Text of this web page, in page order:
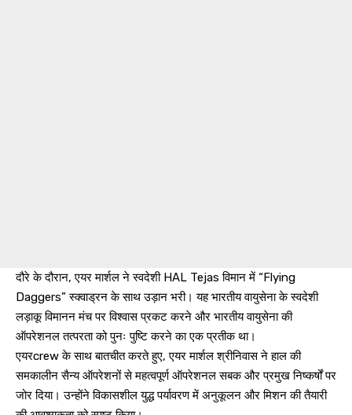
दौरे के दौरान, एयर मार्शल ने स्वदेशी HAL Tejas विमान में “Flying
Daggers” स्क्वाड्रन के साथ उड़ान भरी। यह भारतीय वायुसेना के स्वदेशी
लड़ाकू विमानन मंच पर विश्वास प्रकट करने और भारतीय वायुसेना की
ऑपरेशनल तत्परता को पुनः पुष्टि करने का एक प्रतीक था।
एयरcrew के साथ बातचीत करते हुए, एयर मार्शल श्रीनिवास ने हाल की
समकालीन सैन्य ऑपरेशनों से महत्वपूर्ण ऑपरेशनल सबक और प्रमुख निष्कर्षों पर
जोर दिया। उन्होंने विकासशील युद्ध पर्यावरण में अनुकूलन और मिशन की तैयारी